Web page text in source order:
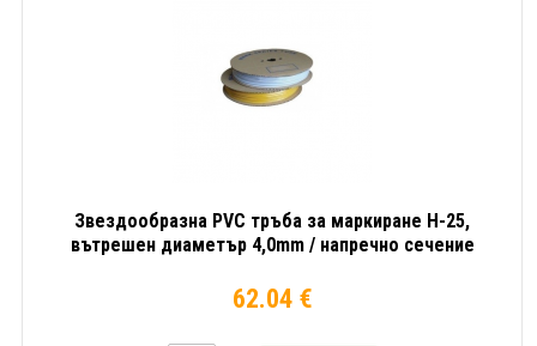
Звездообразна PVC тръба за маркиране H-25,
вътрешен диаметър 4,0mm / напречно сечение
62.04 €